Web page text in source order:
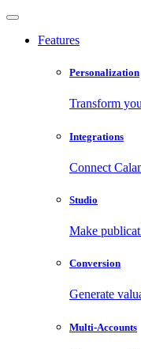
Features
Personalization
Transform
Integrations
Connect
Studio
Make
Conversion
Generate
Multi-Accounts